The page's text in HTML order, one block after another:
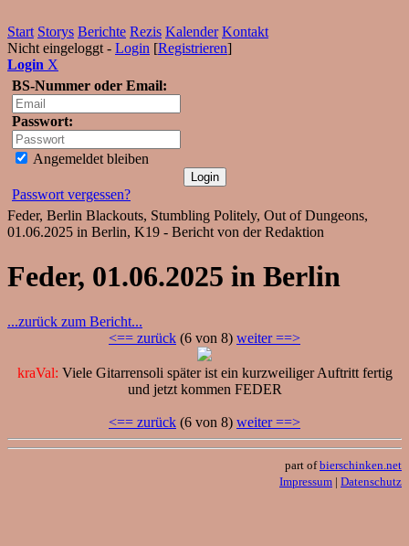
Start Storys Berichte Rezis Kalender Kontakt
Nicht eingeloggt - Login [Registrieren]
Login X
BS-Nummer oder Email:
Passwort:
Angemeldet bleiben
Passwort vergessen?
Feder, Berlin Blackouts, Stumbling Politely, Out of Dungeons,
01.06.2025 in Berlin, K19 - Bericht von der Redaktion
Feder, 01.06.2025 in Berlin
...zurück zum Bericht...
<== zurück (6 von 8) weiter ==>
kraVal: Viele Gitarrensoli später ist ein kurzweiliger Auftritt fertig
und jetzt kommen FEDER
<== zurück (6 von 8) weiter ==>
part ofbierschinken.net
Impressum | Datenschutz